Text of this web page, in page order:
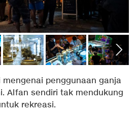
penggunaan ganja
Alfan sendiri tak mendukung
rekreasi.